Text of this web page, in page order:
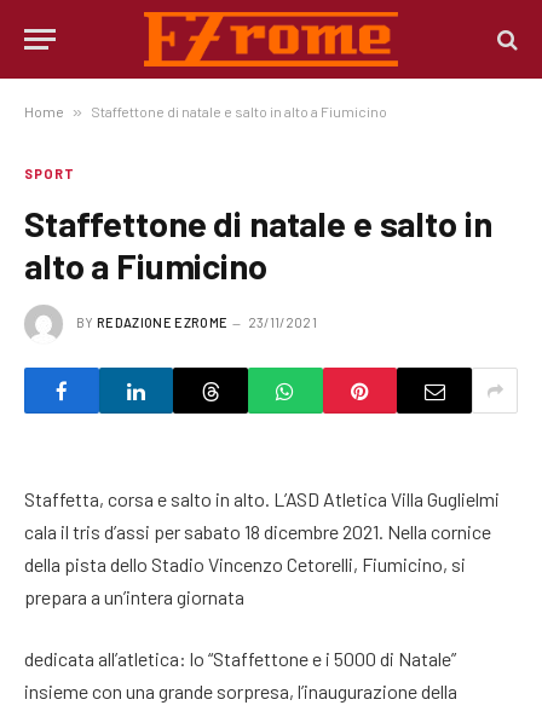
Home » Staffettone di natale e salto in alto a Fiumicino
SPORT
Staffettone di natale e salto in
alto a Fiumicino
BY REDAZIONE EZROME 23/11/2021
Staffetta, corsa e salto in alto. L’ASD Atletica Villa Guglielmi
cala il tris d’assi per sabato 18 dicembre 2021. Nella cornice
della pista dello Stadio Vincenzo Cetorelli, Fiumicino, si
prepara a un’intera giornata
dedicata all’atletica: lo “Staffettone e i 5000 di Natale”
insieme con una grande sorpresa, l’inaugurazione della